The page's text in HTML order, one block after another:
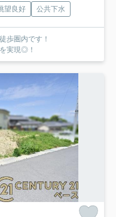
望良好 公共下水
歩圏内です！
実現◎！